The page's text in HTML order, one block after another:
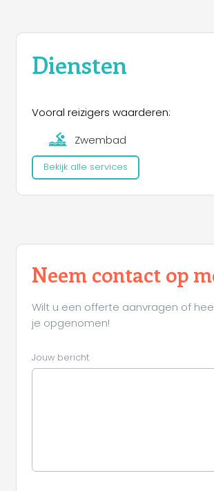
Diensten
Vooral reizigers waarderen:
Zwembad
Bekijk alle services
Neem contact op
Wilt u een offerte aanvragen of
je opgenomen!
Jouw bericht